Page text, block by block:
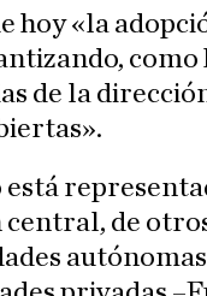
hoy «la
como
de la
de